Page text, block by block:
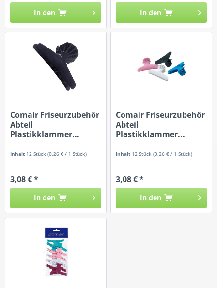
In den In den
Comair Friseurzubehör
Abteil
Plastikklammer...
Inhalt 12 Stück(0,26 € / 1 Stück)
3,08 € *
In den
Comair Friseurzubehör
Abteil
Plastikklammer...
Inhalt 12 Stück(0,26 € / 1 Stück)
3,08 € *
In den